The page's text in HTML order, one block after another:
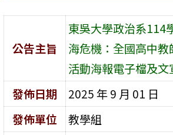
公告主旨
東吳大學政治系114
海危機：全國高中教
活動海報電子檔及文
發佈日期
2025 年 9 月 01 日
發佈單位
教學組